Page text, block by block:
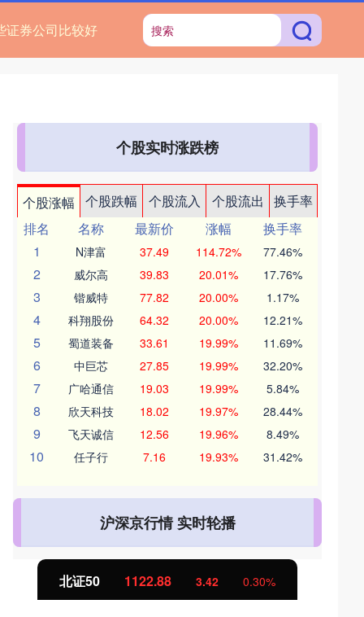
证券公司比较好
个股实时涨跌榜
个股涨幅 个股跌幅 个股流入 个股流出
换手率
排名
名称 最新价 涨幅
换手率
1
N津富 37.49 114.72% 77.46%
2 威尔高 39.83 20.01% 17.76%
3 锴威特 77.82 20.00% 1.17%
4 科翔股份 64.32 20.00% 12.21%
5 蜀道装备 33.61 19.99% 11.69%
6 中巨芯 27.85 19.99% 32.20%
7 广哈通信 19.03 19.99% 5.84%
8 欣天科技 18.02 19.97% 28.44%
9 飞天诚信 12.56 19.96% 8.49%
10 任子行 7.16 19.93% 31.42%
沪深京行情 实时轮播
北证50 1122.88 3.42 0.30%